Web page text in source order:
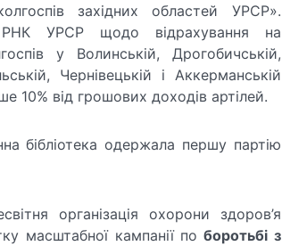
західних областей УРСР».
РНК УРСР щодо відрахування на
у Волинській, Дрогобичській,
Чернівецькій і Аккерманській
10% від грошових доходів артілей.
бібліотека одержала першу партію
організація охорони здоров’я
масштабної кампанії по боротьбі з